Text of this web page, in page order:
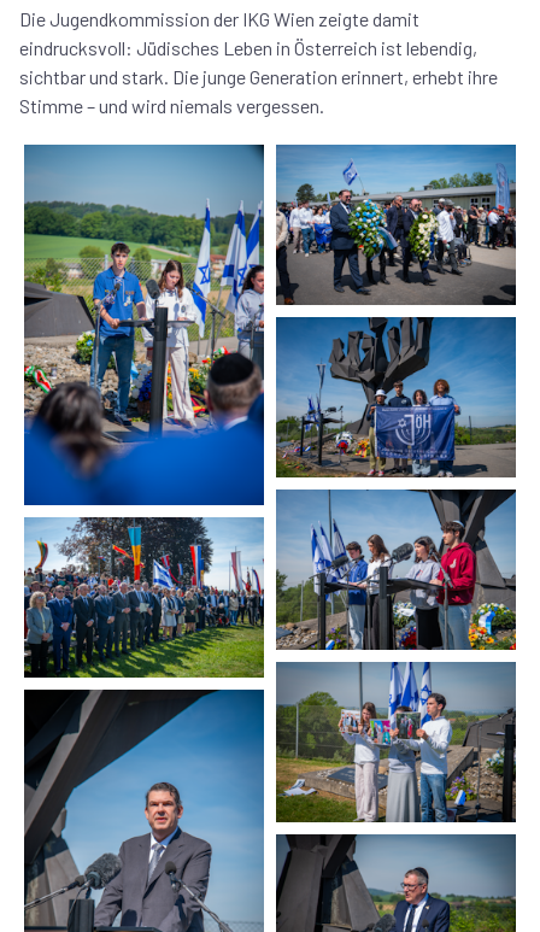
Die Jugendkommission der IKG Wien zeigte damit
eindrucksvoll: Jüdisches Leben in Österreich ist lebendig,
sichtbar und stark. Die junge Generation erinnert, erhebt ihre
Stimme – und wird niemals vergessen.